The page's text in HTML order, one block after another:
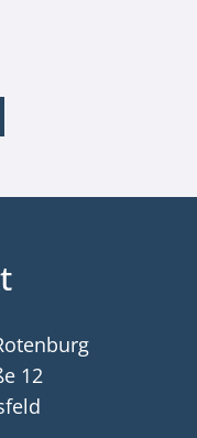
12